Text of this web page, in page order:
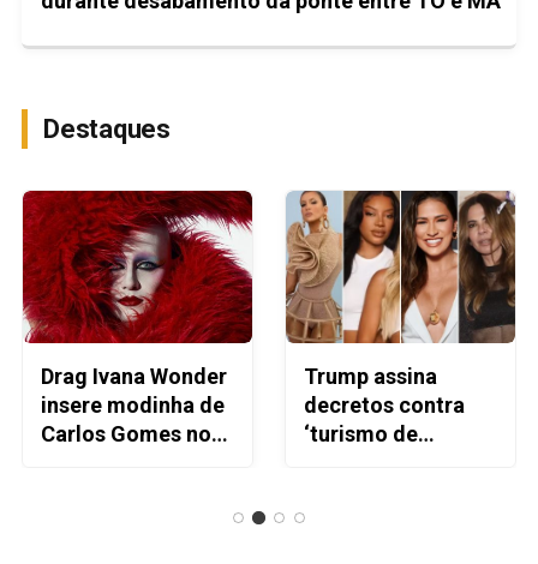
Destaques
Drag Ivana Wonder
insere modinha de
Carlos Gomes no
Trump assina
decretos contra
‘turismo de
brasileiras que